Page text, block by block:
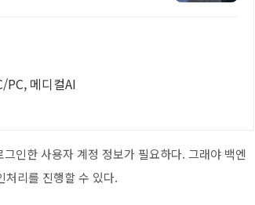
PC, 메디컬AI
인한 사용자 계정 정보가 필요하다. 그래야 백엔
처리를 진행할 수 있다.